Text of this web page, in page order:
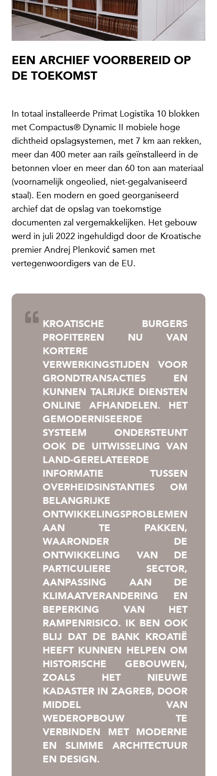
EEN ARCHIEF VOORBEREID OP
DE TOEKOMST
In totaal installeerde Primat Logistika 10 blokken
met Compactus® Dynamic II mobiele hoge
dichtheid opslagsystemen, met 7 km aan rekken,
meer dan 400 meter aan rails geïnstalleerd in de
betonnen vloer en meer dan 60 ton aan materiaal
(voornamelijk ongeolied, niet-gegalvaniseerd
staal). Een modern en goed georganiseerd
archief dat de opslag van toekomstige
documenten zal vergemakkelijken. Het gebouw
werd in juli 2022 ingehuldigd door de Kroatische
premier Andrej Plenković samen met
vertegenwoordigers van de EU.
KROATISCHE BURGERS
PROFITEREN NU VAN
KORTERE
VERWERKINGSTIJDEN VOOR
GRONDTRANSACTIES EN
KUNNEN TALRIJKE DIENSTEN
ONLINE AFHANDELEN. HET
GEMODERNISEERDE
SYSTEEM ONDERSTEUNT
OOK DE UITWISSELING VAN
LAND-GERELATEERDE
INFORMATIE TUSSEN
OVERHEIDSINSTANTIES OM
BELANGRIJKE
ONTWIKKELINGSPROBLEMEN
AAN TE PAKKEN,
WAARONDER DE
ONTWIKKELING VAN DE
PARTICULIERE SECTOR,
AANPASSING AAN DE
KLIMAATVERANDERING EN
BEPERKING VAN HET
RAMPENRISICO. IK BEN OOK
BLIJ DAT DE BANK KROATIË
HEEFT KUNNEN HELPEN OM
HISTORISCHE GEBOUWEN,
ZOALS HET NIEUWE
KADASTER IN ZAGREB, DOOR
MIDDEL VAN
WEDEROPBOUW TE
VERBINDEN MET MODERNE
EN SLIMME ARCHITECTUUR
EN DESIGN.